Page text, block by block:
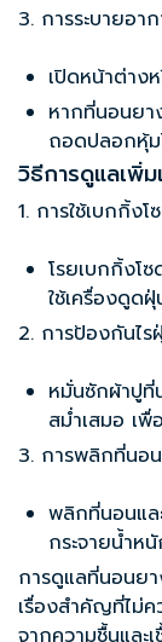
3. การระบายอา
เปิดหน้าต่าง
หากที่นอนยา
ถอดปลอกหุ้ม
วิธีการดูแลเพิ่
1. การใช้เบกกิ้งโ
โรยเบกกิ้งโ
ใช้เครื่องดูด
2. การป้องกันไร
หมั่นซักผ้าปู
สม่ำเสมอ เพื่
3. การพลิกที่นอน
พลิกที่นอนแล
กระจายน้ำห
การดูแลที่นอนย
เรื่องสำคัญที่ไม่ค
จากความชื้นแล